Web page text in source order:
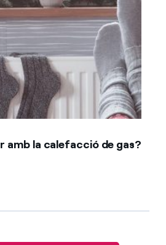
amb la calefacció de gas?